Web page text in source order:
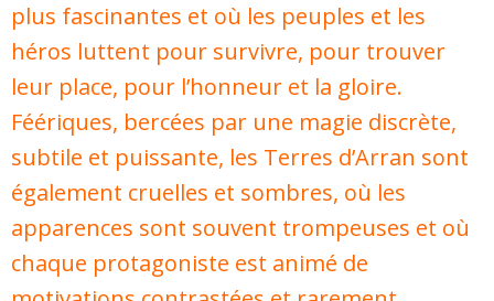
plus fascinantes et où les peuples et les
héros luttent pour survivre, pour trouver
leur place, pour l’honneur et la gloire.
Féériques, bercées par une magie discrète,
subtile et puissante, les Terres d’Arran sont
également cruelles et sombres, où les
apparences sont souvent trompeuses et où
chaque protagoniste est animé de